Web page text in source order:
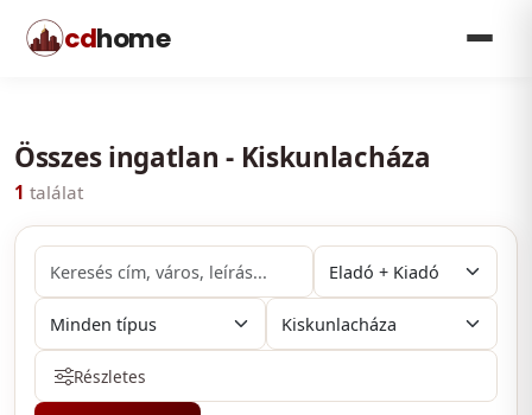
cdhome
Összes ingatlan - Kiskunlacháza
1 találat
Részletes